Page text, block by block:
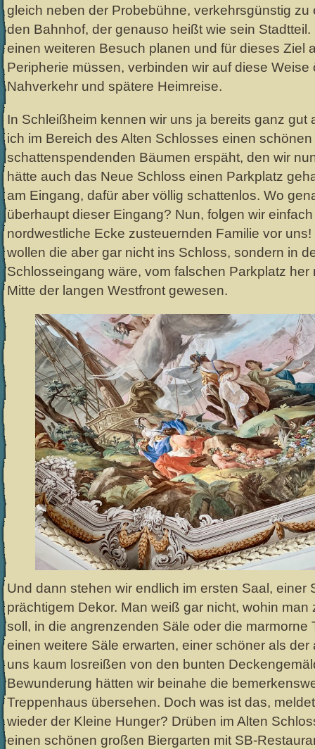
gleich neben der Probebühne, verkehrsgünstig zu
den Bahnhof, der genauso heißt wie sein
einen weiteren Besuch planen und für dieses Ziel
Peripherie müssen, verbinden wir auf diese Weise
Nahverkehr und spätere Heimreise.
In Schleißheim kennen wir uns ja bereits ganz gut
ich im Bereich des Alten Schlosses einen
schattenspendenden Bäumen erspäht, den wir
hätte auch das Neue Schloss einen Parkplatz
am Eingang, dafür aber völlig schattenlos. Wo
überhaupt dieser Eingang? Nun, folgen wir
nordwestliche Ecke zusteuernden Familie vor
wollen die aber gar nicht ins Schloss, sondern in
Schlosseingang wäre, vom falschen Parkplatz her
Mitte der langen Westfront gewesen.
Und dann stehen wir endlich im ersten Saal, einer
prächtigem Dekor. Man weiß gar nicht, wohin man
soll, in die angrenzenden Säle oder die marmorne
einen weitere Säle erwarten, einer schöner als der
uns kaum losreißen von den bunten
Bewunderung hätten wir beinahe die
Treppenhaus übersehen. Doch was ist das,
wieder der Kleine Hunger? Drüben im Alten
einen schönen großen Biergarten mit SB-